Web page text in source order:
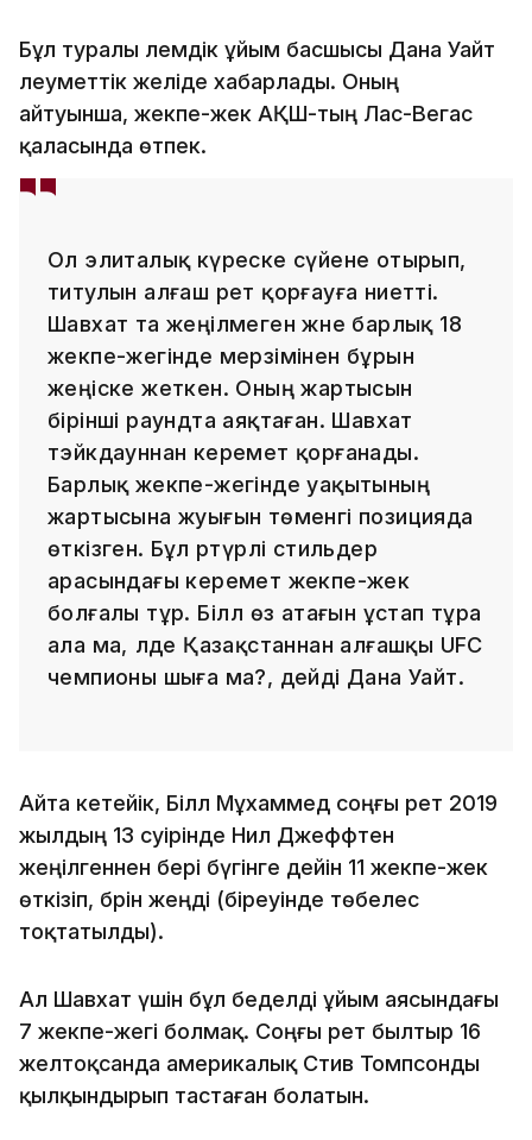
Бұл туралы әлемдік ұйым басшысы Дана Уайт
әлеуметтік желіде хабарлады. Оның
айтуынша, жекпе-жек АҚШ-тың Лас-Вегас
қаласында өтпек.
Ол элиталық күреске сүйене отырып,
титулын алғаш рет қорғауға ниетті.
Шавхат та жеңілмеген және барлық 18
жекпе-жегінде мерзімінен бұрын
жеңіске жеткен. Оның жартысын
бірінші раундта аяқтаған. Шавхат
тэйкдауннан керемет қорғанады.
Барлық жекпе-жегінде уақытының
жартысына жуығын төменгі позицияда
өткізген. Бұл әртүрлі стильдер
арасындағы керемет жекпе-жек
болғалы тұр. Біләл өз атағын ұстап тұра
ала ма, әлде Қазақстаннан алғашқы UFC
чемпионы шыға ма?, дейді Дана Уайт.
Айта кетейік, Біләл Мұхаммед соңғы рет 2019
жылдың 13 сәуірінде Нил Джеффтен
жеңілгеннен бері бүгінге дейін 11 жекпе-жек
өткізіп, бәрін жеңді (біреуінде төбелес
тоқтатылды).
Ал Шавхат үшін бұл беделді ұйым аясындағы
7 жекпе-жегі болмақ. Соңғы рет былтыр 16
желтоқсанда америкалық Стив Томпсонды
қылқындырып тастаған болатын.